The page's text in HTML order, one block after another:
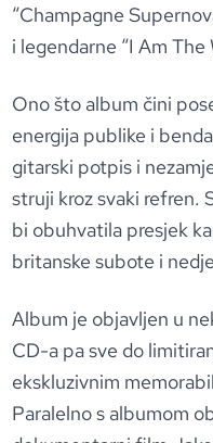
“Champagne
i legendarne “I Am The
Ono što album čini
energija publike i
gitarski potpis i
struji kroz svaki refren.
bi obuhvatila presjek
britanske subote i
Album je objavljen u
CD-a pa sve do
ekskluzivnim
Paralelno s albumom